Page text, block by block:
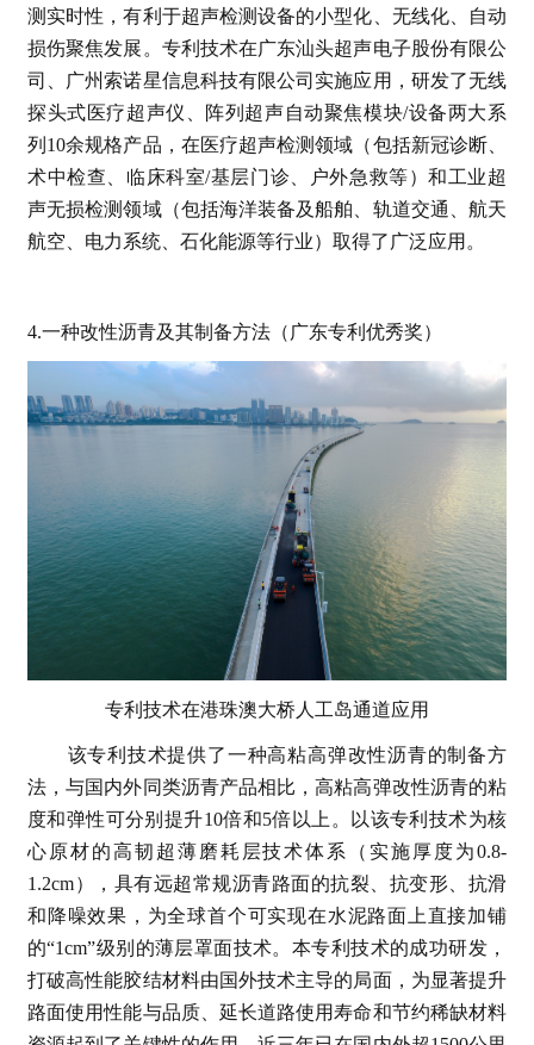
测实时性，有利于超声检测设备的小型化、无线化、自动
损伤聚焦发展。专利技术在广东汕头超声电子股份有限公
司、广州索诺星信息科技有限公司实施应用，研发了无线
探头式医疗超声仪、阵列超声自动聚焦模块/设备两大系
列10余规格产品，在医疗超声检测领域（包括新冠诊断、
术中检查、临床科室/基层门诊、户外急救等）和工业超
声无损检测领域（包括海洋装备及船舶、轨道交通、航天
航空、电力系统、石化能源等行业）取得了广泛应用。
4.一种改性沥青及其制备方法（广东专利优秀奖）
专利技术在港珠澳大桥人工岛通道应用
该专利技术提供了一种高粘高弹改性沥青的制备方
法，与国内外同类沥青产品相比，高粘高弹改性沥青的粘
度和弹性可分别提升10倍和5倍以上。以该专利技术为核
心原材的高韧超薄磨耗层技术体系（实施厚度为0.8-
1.2cm），具有远超常规沥青路面的抗裂、抗变形、抗滑
和降噪效果，为全球首个可实现在水泥路面上直接加铺
的“1cm”级别的薄层罩面技术。本专利技术的成功研发，
打破高性能胶结材料由国外技术主导的局面，为显著提升
路面使用性能与品质、延长道路使用寿命和节约稀缺材料